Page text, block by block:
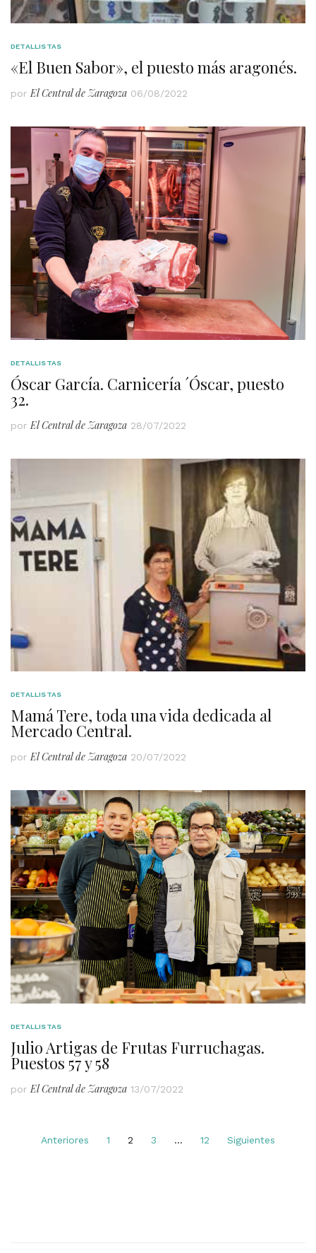
DETALLISTAS
«El Buen Sabor», el puesto más aragonés.
por El Central de Zaragoza 06/08/2022
DETALLISTAS
Óscar García. Carnicería ´Óscar, puesto
32.
por El Central de Zaragoza 28/07/2022
DETALLISTAS
Mamá Tere, toda una vida dedicada al
Mercado Central.
porEl Central de Zaragoza 20/07/2022
DETALLISTAS
Julio Artigas de Frutas Furruchagas.
Puestos 57 y 58
porEl Central de Zaragoza 13/07/2022
Navegación
Anteriores 1 2 3 … 12 Siguientes